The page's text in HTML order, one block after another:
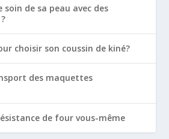
de sa peau avec des
choisir son coussin de kiné?
des maquettes
de four vous-même